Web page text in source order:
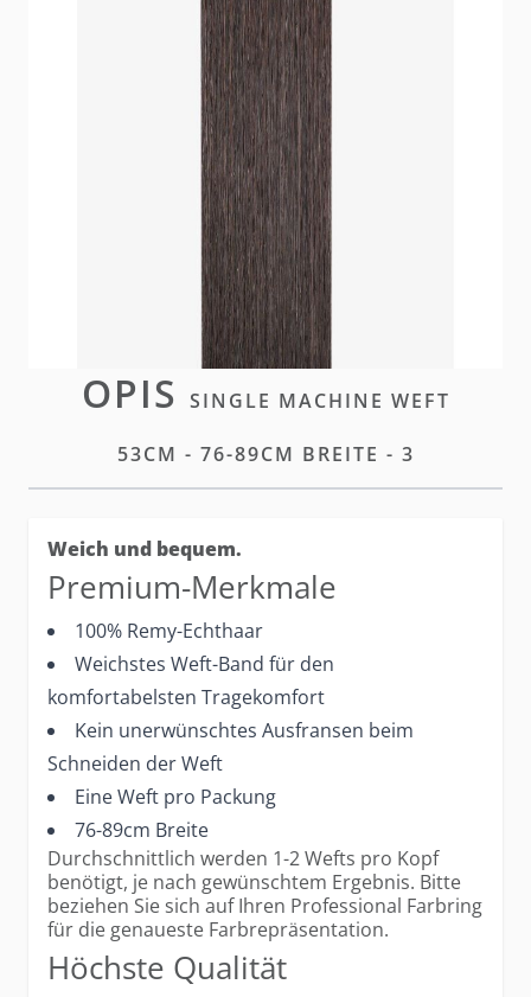
Unsere Single Machine Weft Extensions bieten
weichen Komfort und volle Dichte. Sie sind
individuell zuschneidbar, sodass das Weft Band
intakt bleibt, und eignen sich perfekt für eine
maßgeschneiderte Transformation.
załóż konto aby zakupić ten artykuł.
OPIS SINGLE MACHINE WEFT
53CM - 76-89CM BREITE - 3
Weich und bequem.
Premium-Merkmale
100% Remy-Echthaar
Weichstes Weft-Band für den
komfortabelsten Tragekomfort
Kein unerwünschtes Ausfransen beim
Schneiden der Weft
Eine Weft pro Packung
76-89cm Breite
Durchschnittlich werden 1-2 Wefts pro Kopf
benötigt, je nach gewünschtem Ergebnis. Bitte
beziehen Sie sich auf Ihren Professional Farbring
für die genaueste Farbrepräsentation.
Höchste Qualität